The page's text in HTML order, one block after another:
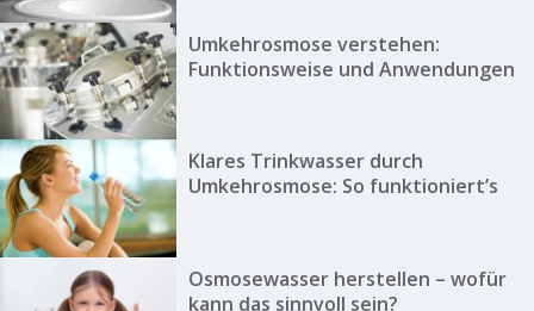
Umkehrosmose verstehen:
Funktionsweise und Anwendungen
Klares Trinkwasser durch
Umkehrosmose: So funktioniert’s
Osmosewasser herstellen – wofür
kann das sinnvoll sein?